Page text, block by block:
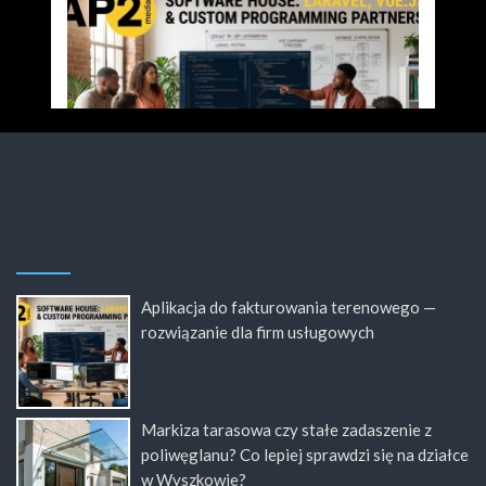
Aplikacja do fakturowania terenowego —
rozwiązanie dla firm usługowych
Markiza tarasowa czy stałe zadaszenie z
poliwęglanu? Co lepiej sprawdzi się na działce
w Wyszkowie?